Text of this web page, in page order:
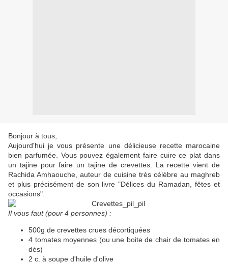
Bonjour à tous,
Aujourd'hui je vous présente une délicieuse recette marocaine
bien parfumée. Vous pouvez également faire cuire ce plat dans
un tajine pour faire un tajine de crevettes. La recette vient de
Rachida Amhaouche, auteur de cuisine très célèbre au maghreb
et plus précisément de son livre "Délices du Ramadan, fêtes et
occasions".
Il vous faut (pour 4 personnes) :
500g de crevettes crues décortiquées
4 tomates moyennes (ou une boite de chair de tomates en
dès)
2 c. à soupe d'huile d'olive